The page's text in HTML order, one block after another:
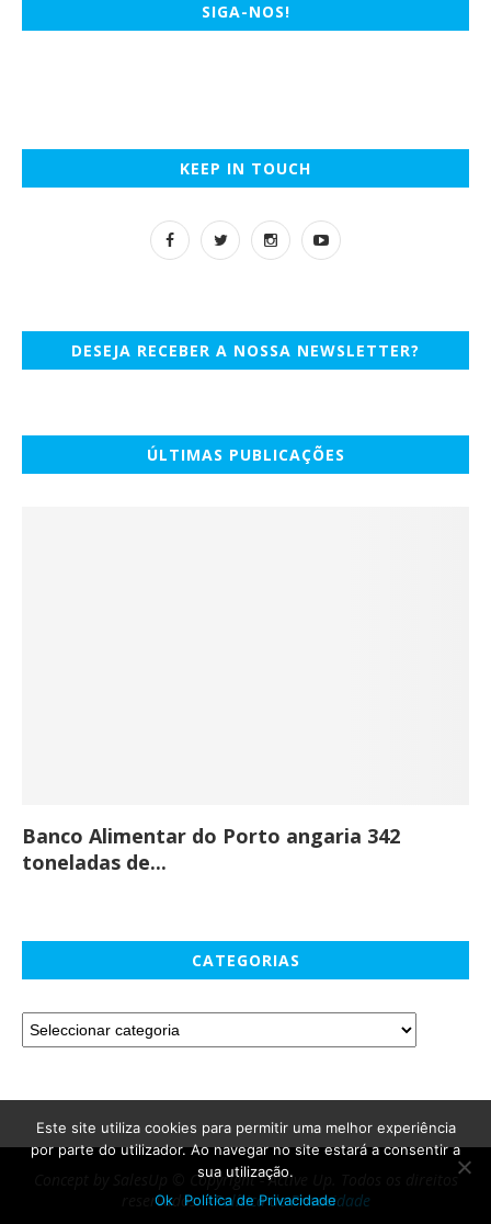
SIGA-NOS!
KEEP IN TOUCH
DESEJA RECEBER A NOSSA NEWSLETTER?
ÚLTIMAS PUBLICAÇÕES
Banco Alimentar do Porto angaria 342
toneladas de...
CATEGORIAS
Concept by SalesUp © Copyright - Active Up. Todos os direitos
reservados. -Política de Privacidade
Este site utiliza cookies para permitir uma melhor experiência
por parte do utilizador. Ao navegar no site estará a consentir a
sua utilização.
Ok
Política de Privacidade